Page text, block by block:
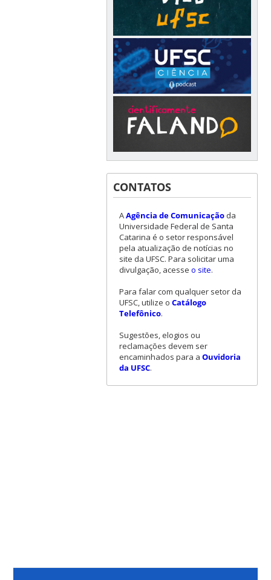
CONTATOS
AAgência de Comunicaçãoda
Universidade Federal de Santa
Catarina é o setor responsável
pela atualização de notícias no
site da UFSC. Para solicitar uma
divulgação, acesse o site.
Para falar com qualquer setor da
UFSC, utilize o Catálogo
Telefônico.
Sugestões, elogios ou
reclamações devem ser
encaminhados para a Ouvidoria
da UFSC.